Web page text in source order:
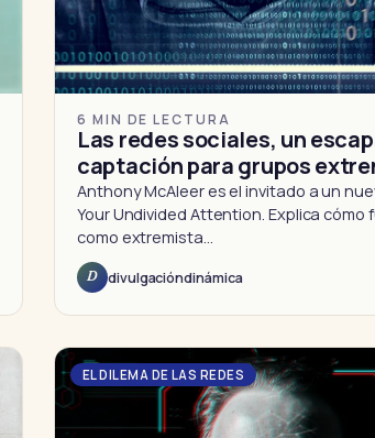
6 MIN DE LECTURA
Las redes sociales, un
captación para grupos
Anthony McAleer es el invitado a un
Your Undivided Attention. Explica cómo
como extremista…
D divulgacióndinámica
EL DILEMA DE LAS REDES